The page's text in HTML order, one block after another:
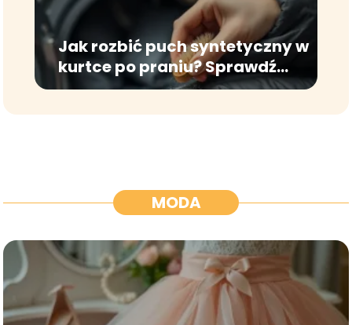
Jak rozbić puch syntetyczny w
kurtce po praniu? Sprawdź
skuteczne metody!
MODA